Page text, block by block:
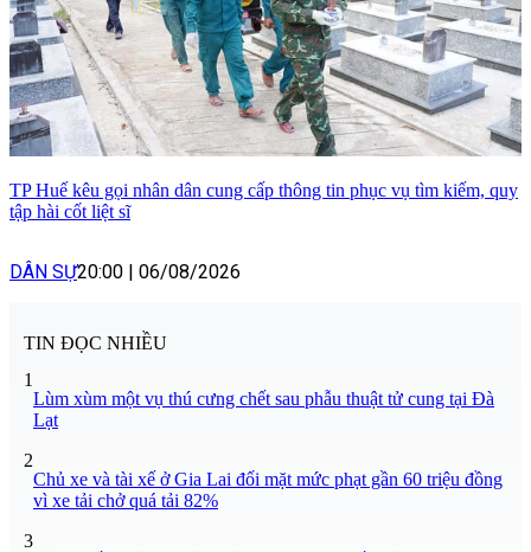
TP Huế kêu gọi nhân dân cung cấp thông tin phục vụ tìm kiếm, quy
tập hài cốt liệt sĩ
DÂN SỰ20:00 | 06/08/2026
TIN ĐỌC NHIỀU
1
Lùm xùm một vụ thú cưng chết sau phẫu thuật tử cung tại Đà
Lạt
2
Chủ xe và tài xế ở Gia Lai đối mặt mức phạt gần 60 triệu đồng
vì xe tải chở quá tải 82%
3